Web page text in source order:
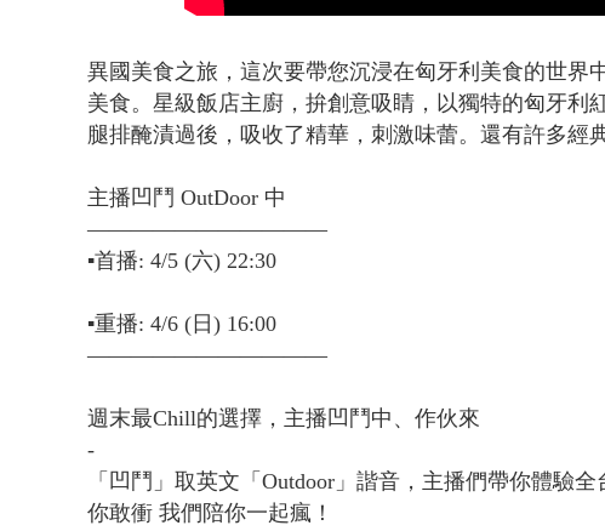
異國美食之旅，這次要帶您沉浸在匈牙利美食的世界
美食。星級飯店主廚，拚創意吸睛，以獨特的匈牙利
腿排醃漬過後，吸收了精華，刺激味蕾。還有許多經
主播凹鬥 OutDoor 中
———————————
▪️首播: 4/5 (六) 22:30
▪️重播: 4/6 (日) 16:00
———————————
週末最Chill的選擇，主播凹鬥中、作伙來
-
「凹鬥」取英文「Outdoor」諧音，主播們帶你體驗
你敢衝 我們陪你一起瘋！